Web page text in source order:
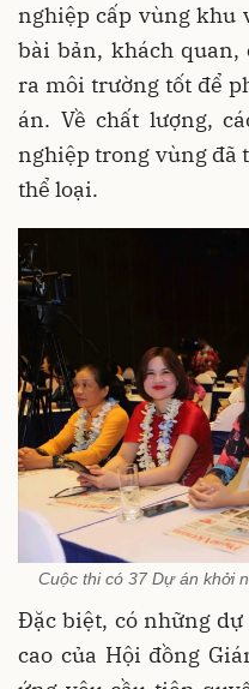
nghiệp cấp vùng khu
bài bản, khách
ra môi trường tốt để
án. Về chất lượng,
nghiệp trong vùng đã
thể loại.
Cuộc thi có 37 Dự án khởi
Đặc biệt, có những
cao của Hội đồng